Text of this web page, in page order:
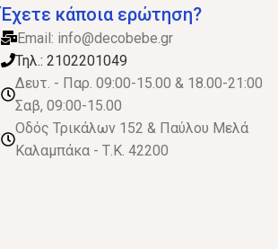
Έχετε κάποια ερώτηση?
Email: info@decobebe.gr
Τηλ.: 2102201049
Δευτ. - Παρ. 09:00-15.00 & 18.00-21:00
Σαβ, 09:00-15.00
Οδός Τρικάλων 152 & Παύλου Μελά
Καλαμπάκα - Τ.Κ. 42200